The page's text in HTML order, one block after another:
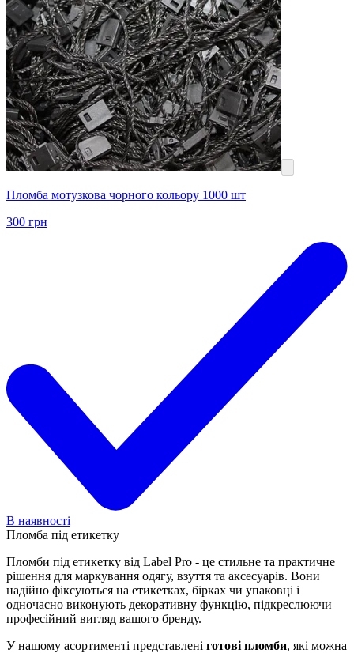
Пломба мотузкова чорного кольору 1000 шт
300 грн
В наявності
Пломба під етикетку
Пломби під етикетку від Label Pro - це стильне та практичне
рішення для маркування одягу, взуття та аксесуарів. Вони
надійно фіксуються на етикетках, бірках чи упаковці і
одночасно виконують декоративну функцію, підкреслюючи
професійний вигляд вашого бренду.
У нашому асортименті представлені готові пломби, які можна